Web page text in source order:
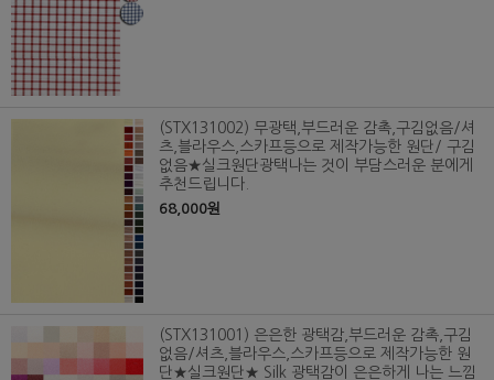
(STX131002) 무광택,부드러운 감촉,구김없음/셔
츠,블라우스,스카프등으로 제작가능한 원단/ 구김
없음★실크원단광택나는 것이 부담스러운 분에게
추천드립니다.
68,000원
(STX131001) 은은한 광택감,부드러운 감촉,구김
없음/셔츠,블라우스,스카프등으로 제작가능한 원
단★실크원단★ Silk 광택감이 은은하게 나는 느낌